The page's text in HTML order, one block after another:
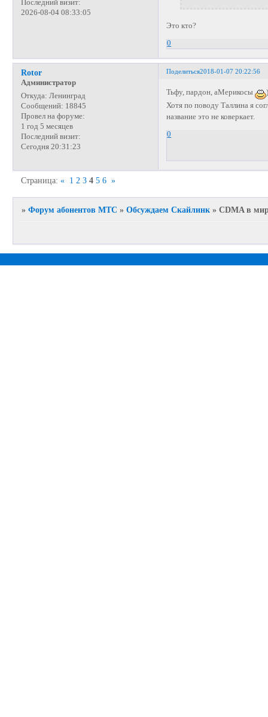
Последний визит:
2026-08-04 08:33:05
Это кто?
0
Поделиться2018-01-07 20:22:56
Rotor
Администратор
Откуда: Ленинград
Сообщений: 18845
Провел на форуме:
1 год 5 месяцев
Последний визит:
Сегодня 20:31:23
Тьфу, пардон, аМерикосы
Хотя по поводу Таллина я
название это не коверкает.
0
Страница:« 1 2 3 4 5 6 »
»Форум абонентов МТС »Обсуждаем Скайлинк »CDMA в